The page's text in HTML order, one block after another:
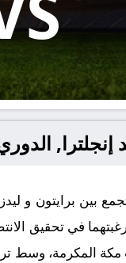
إنجلترا,
بين برايتون و
حاسم عند الساعة 17:00